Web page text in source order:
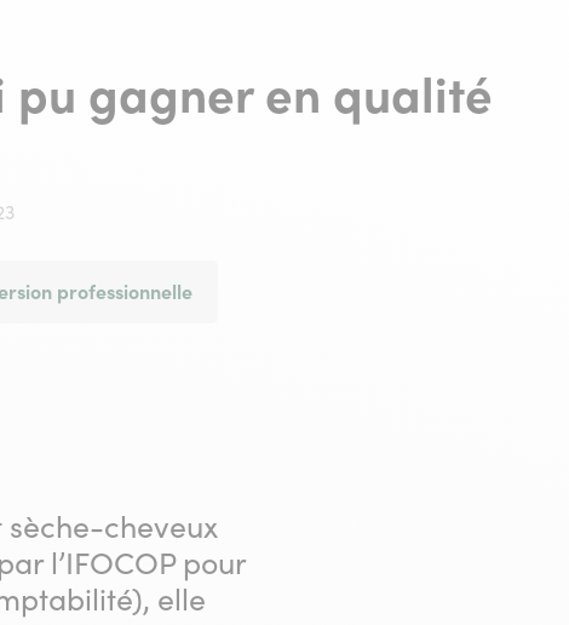
pu gagner en qualité
professionnelle
sèche-cheveux
l’IFOCOP pour
elle